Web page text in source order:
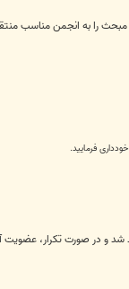
را به انجمن مناسب منتقل
فرمایید.
و در صورت تكرار،